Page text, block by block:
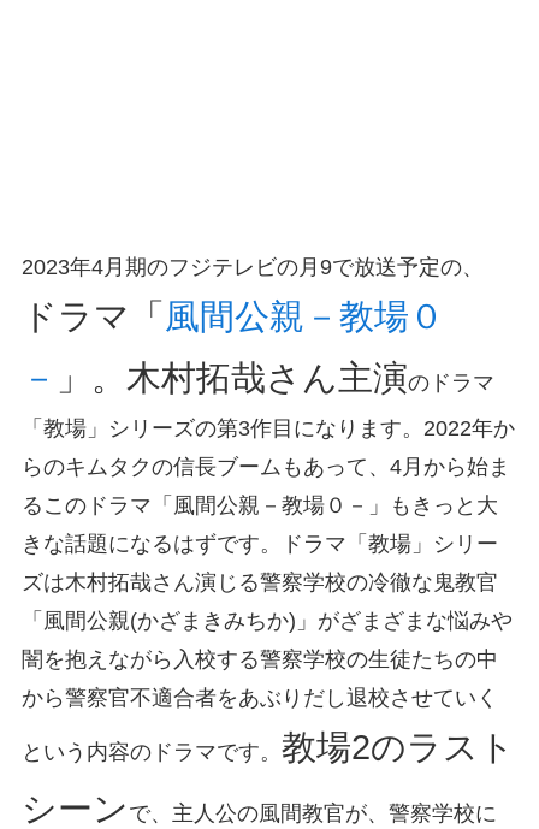
2023年4月期のフジテレビの月9で放送予定の、
ドラマ「 風間公親－教場０
－ 」。木村拓哉さん主演のドラマ
「教場」シリーズの第3作目になります。2022年か
らのキムタクの信長ブームもあって、4月から始ま
るこのドラマ「風間公親－教場０－」もきっと大
きな話題になるはずです。ドラマ「教場」シリー
ズは木村拓哉さん演じる警察学校の冷徹な鬼教官
「風間公親(かざまきみちか)」がざまざまな悩みや
闇を抱えながら入校する警察学校の生徒たちの中
から警察官不適合者をあぶりだし退校させていく
という内容のドラマです。 教場2のラスト
シーン で、主人公の風間教官が、警察学校に